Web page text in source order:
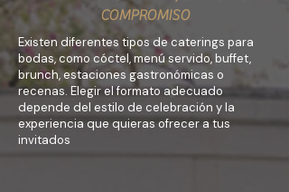
COMPROMISO
Existen diferentes tipos de caterings para
bodas, como cóctel, menú servido, buffet,
brunch, estaciones gastronómicas o
recenas. Elegir el formato adecuado
depende del estilo de celebración y la
experiencia que quieras ofrecer a tus
invitados